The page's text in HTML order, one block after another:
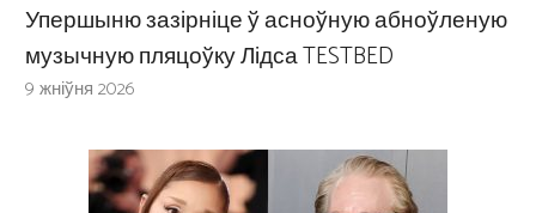
Упершыню зазірніце ў асноўную абноўленую
музычную пляцоўку Лідса TESTBED
9 жніўня 2026